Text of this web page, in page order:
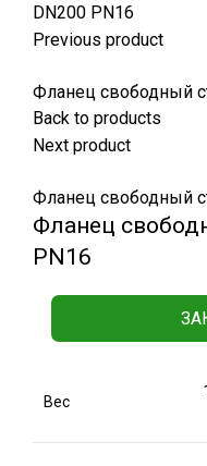
DN200 РN16
Previous product
Фланец свободный
Back to products
Next product
Фланец свободный
Фланец
РN16
Вес